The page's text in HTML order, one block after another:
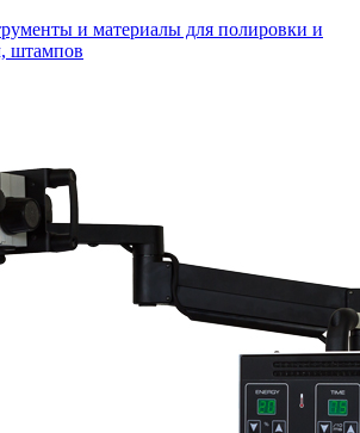
и материалы для полировки и
штампов